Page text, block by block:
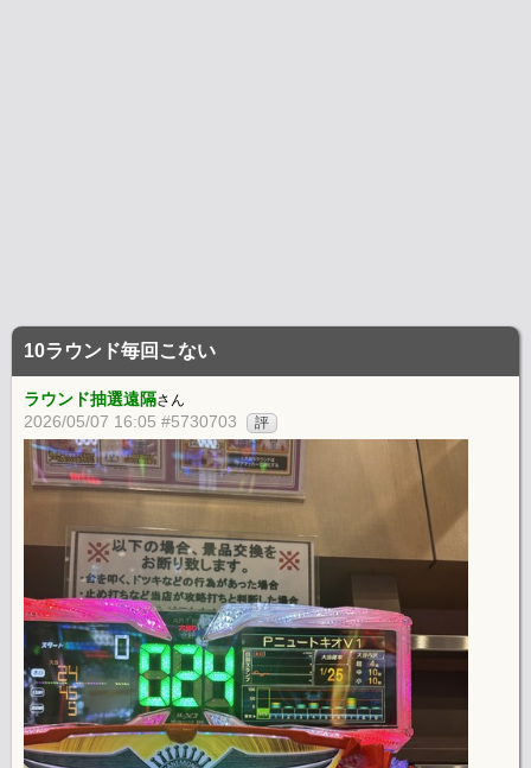
10ラウンド毎回こない
ラウンド抽選遠隔さん
2026/05/07 16:05 #5730703 評